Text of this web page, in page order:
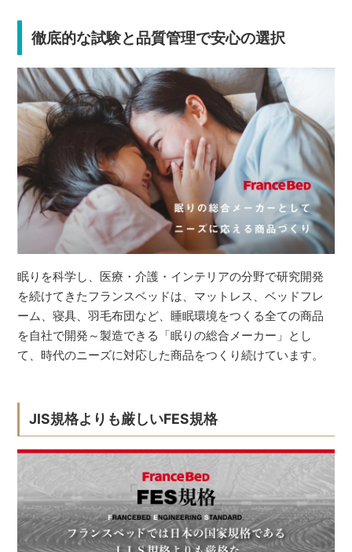
徹底的な試験と品質管理で安心の選択
眠りを科学し、医療・介護・インテリアの分野で研究開発
を続けてきたフランスベッドは、マットレス、ベッドフレ
ーム、寝具、羽毛布団など、睡眠環境をつくる全ての商品
を自社で開発～製造できる「眠りの総合メーカー」とし
て、時代のニーズに対応した商品をつくり続けています。
JIS規格よりも厳しいFES規格